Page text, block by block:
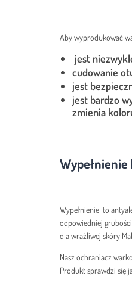
Aby wyprodukować
jest
cudowanie
jest
jest bardzo
zmienia
Wypełnienie
Wypełnienie to
odpowiedniej
dla wrażliwej skóry
Nasz ochraniacz
Produkt sprawdzi się